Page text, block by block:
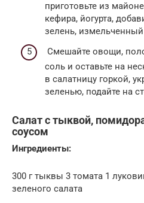
приготовьте из
кефира, йогурта,
зелень,
Смешайте овощи,
соль и оставьте на
в салатницу горкой,
зеленью, подайте на
Салат с тыквой,
соусом
Ингредиенты:
300 г тыквы 3 томата 1
зеленого салата